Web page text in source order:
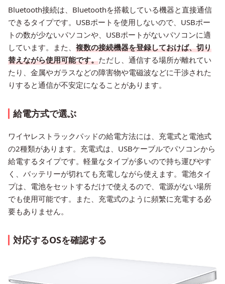
Bluetooth接続は、Bluetoothを搭載している機器と直接通信
できるタイプです。USBポートを使用しないので、USBポー
トの数が少ないパソコンや、USBポートがないパソコンに適
しています。また、 複数の接続機器を登録しておけば、切り
替えながら使用可能です。ただし、通信する場所が離れてい
たり、金属やガラスなどの障害物や電磁波などに干渉された
りすると通信が不安定になることがあります。
給電方式で選ぶ
ワイヤレストラックパッドの給電方法には、充電式と電池式
の2種類があります。充電式は、USBケーブルでパソコンから
給電するタイプです。軽量なタイプが多いので持ち運びやす
く、バッテリーが切れても充電しながら使えます。電池タイ
プは、電池をセットするだけで使えるので、電源がない場所
でも使用可能です。また、充電式のように頻繁に充電する必
要もありません。
対応するOSを確認する